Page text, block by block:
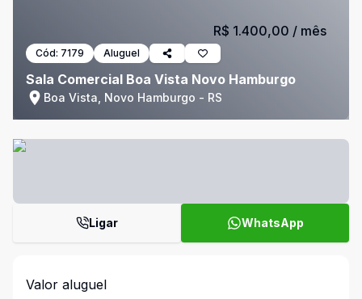
Cód: 7179 Aluguel
Sala Comercial Boa Vista Novo Hamburgo
Boa Vista, Novo Hamburgo - RS
R$ 1.400,00 / mês
Ligar WhatsApp
Valor aluguel